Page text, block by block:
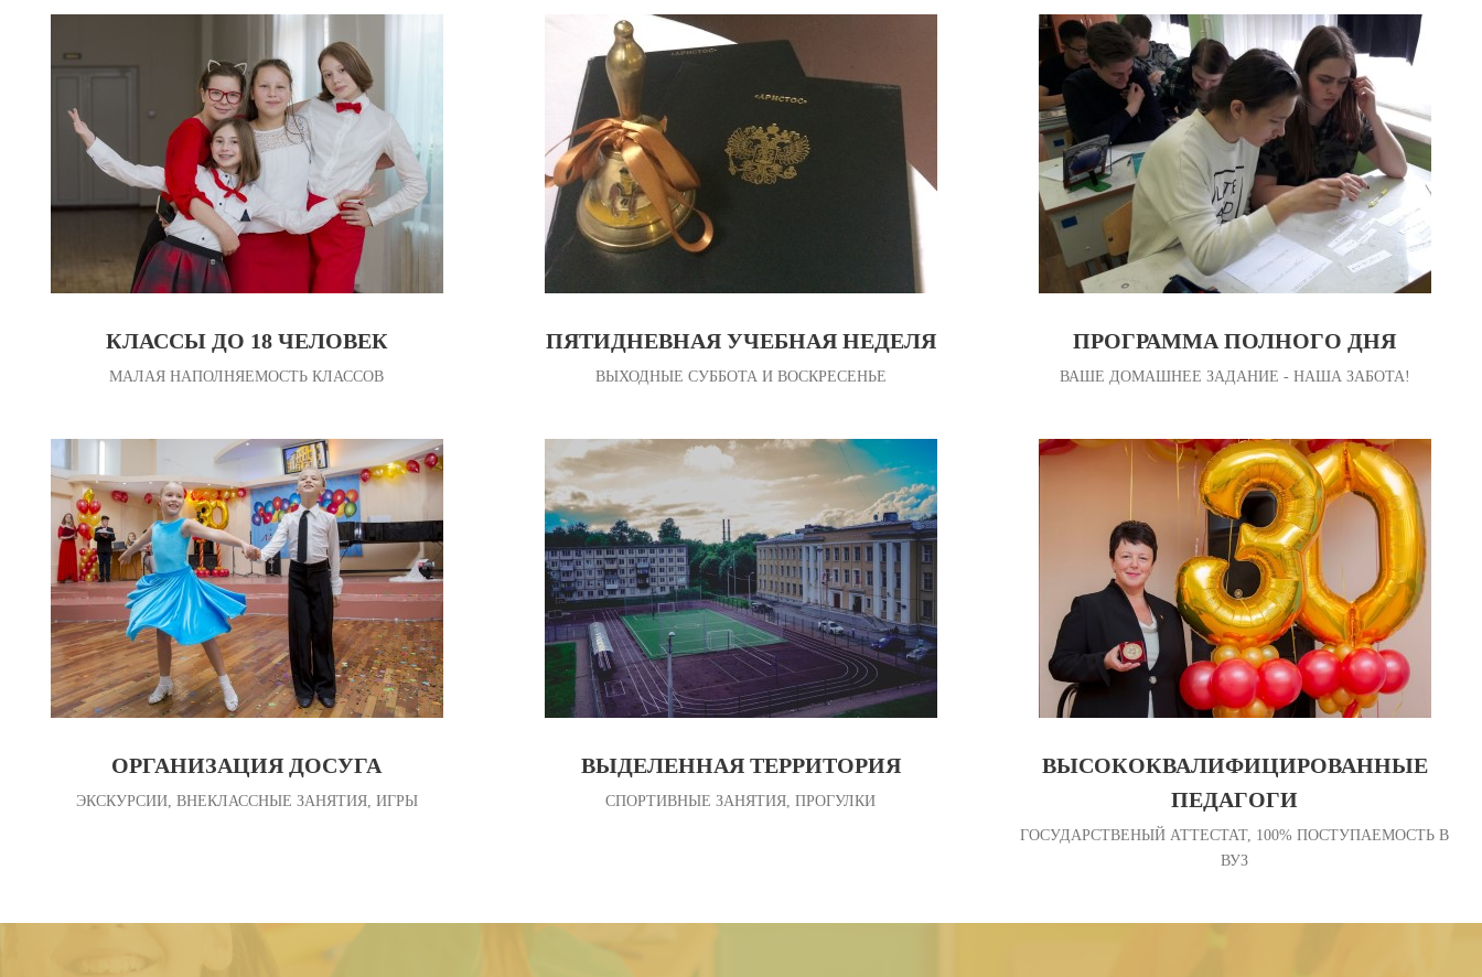
КЛАССЫ ДО 18 ЧЕЛОВЕК
МАЛАЯ НАПОЛНЯЕМОСТЬ КЛАССОВ
ПЯТИДНЕВНАЯ УЧЕБНАЯ НЕДЕЛЯ
ВЫХОДНЫЕ СУББОТА И ВОСКРЕСЕНЬЕ
ПРОГРАММА ПОЛНОГО ДНЯ
ВАШЕ ДОМАШНЕЕ ЗАДАНИЕ - НАША ЗАБОТА!
ОРГАНИЗАЦИЯ ДОСУГА
ЭКСКУРСИИ, ВНЕКЛАССНЫЕ ЗАНЯТИЯ, ИГРЫ
ВЫДЕЛЕННАЯ ТЕРРИТОРИЯ
СПОРТИВНЫЕ ЗАНЯТИЯ, ПРОГУЛКИ
ВЫСОКОКВАЛИФИЦИРОВАННЫЕ
ПЕДАГОГИ
ГОСУДАРСТВЕНЫЙ АТТЕСТАТ, 100% ПОСТУПАЕМОСТЬ В
ВУЗ